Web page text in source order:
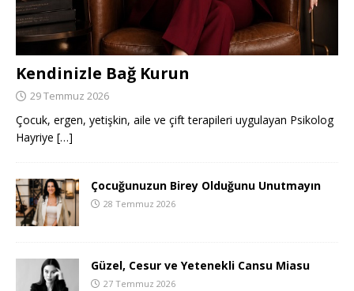
Kendinizle Bağ Kurun
29 Temmuz 2026
Çocuk, ergen, yetişkin, aile ve çift terapileri uygulayan Psikolog
Hayriye […]
Çocuğunuzun Birey Olduğunu Unutmayın
28 Temmuz 2026
Güzel, Cesur ve Yetenekli Cansu Miasu
27 Temmuz 2026